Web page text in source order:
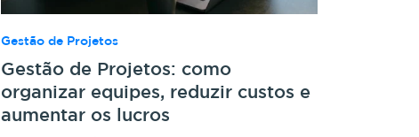
Gestão de Projetos
Gestão de Projetos: como
organizar equipes, reduzir custos e
aumentar os lucros